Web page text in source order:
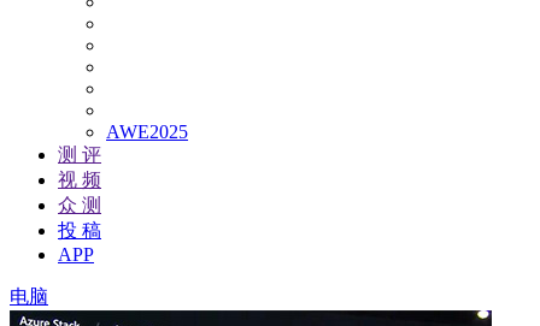
AWE2025
测 评
视 频
众 测
投 稿
APP
电脑